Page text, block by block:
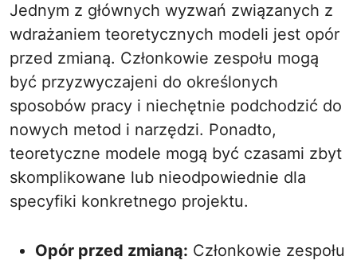
Jednym z głównych wyzwań związanych z
wdrażaniem teoretycznych modeli jest opór
przed zmianą. Członkowie zespołu mogą
być przyzwyczajeni do określonych
sposobów pracy i niechętnie podchodzić do
nowych metod i narzędzi. Ponadto,
teoretyczne modele mogą być czasami zbyt
skomplikowane lub nieodpowiednie dla
specyfiki konkretnego projektu.
Opór przed zmianą: Członkowie zespołu